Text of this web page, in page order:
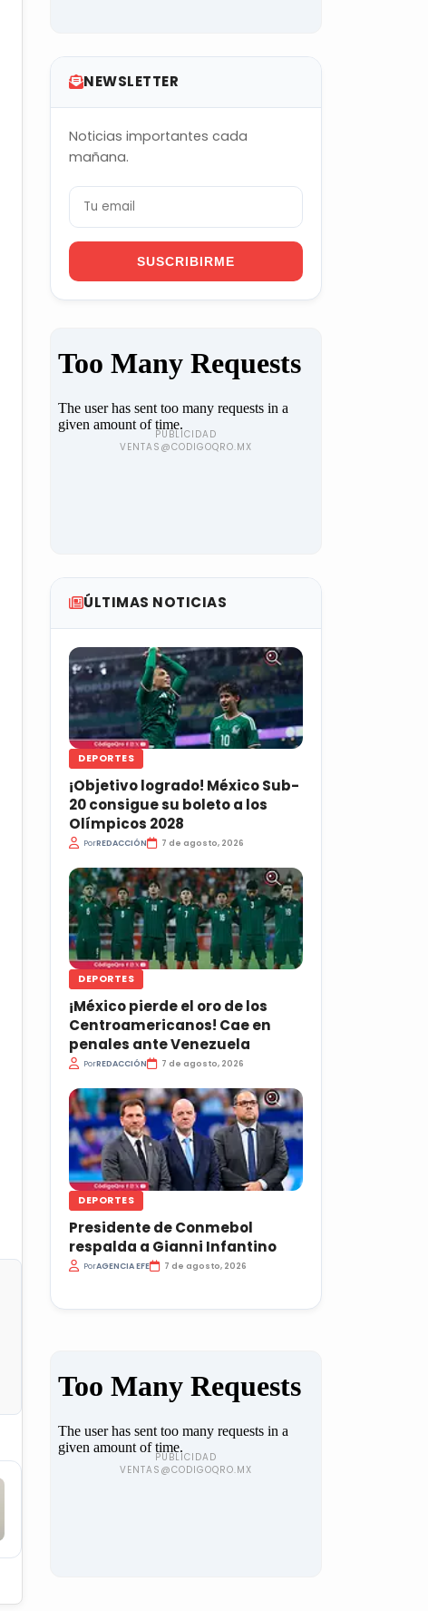
NEWSLETTER
Noticias importantes cada
mañana.
SUSCRIBIRME
ÚLTIMAS NOTICIAS
DEPORTES
¡Objetivo logrado! México Sub-
20 consigue su boleto a los
Olímpicos 2028
PorREDACCIÓN 7 de agosto, 2026
DEPORTES
¡México pierde el oro de los
Centroamericanos! Cae en
penales ante Venezuela
PorREDACCIÓN 7 de agosto, 2026
DEPORTES
Presidente de Conmebol
respalda a Gianni Infantino
PorAGENCIA EFE 7 de agosto, 2026